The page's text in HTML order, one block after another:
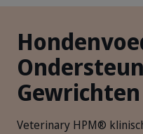
Veterinary HPM®